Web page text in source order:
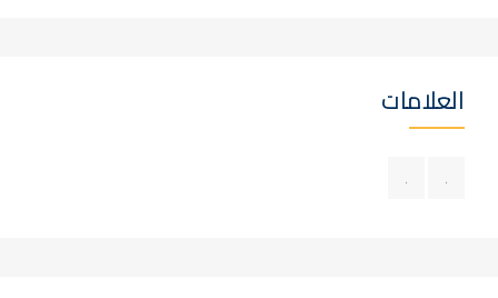
العلامات